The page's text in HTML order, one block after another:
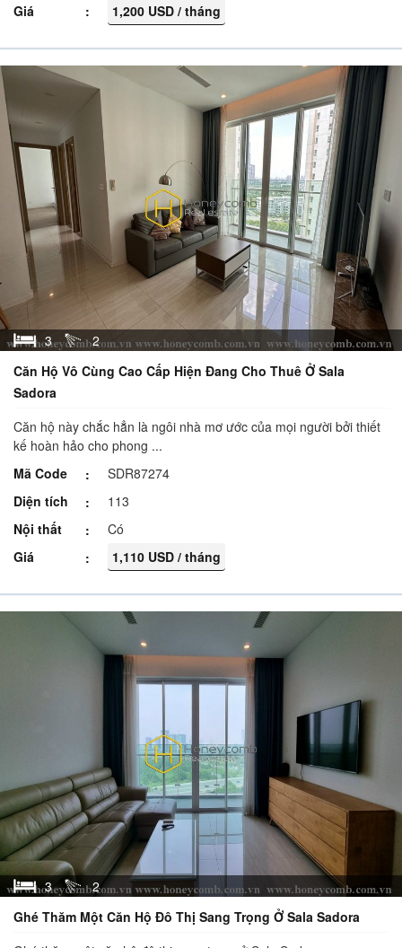
Giá
1,200 USD / tháng
3
2
Căn Hộ Vô Cùng Cao Cấp Hiện Đang Cho Thuê Ở Sala
Sadora
Căn hộ này chắc hẳn là ngôi nhà mơ ước của mọi người bởi thiết
kế hoàn hảo cho phong ...
Mã Code
SDR87274
Diện tích
113
Nội thất
Có
Giá
1,110 USD / tháng
3
2
Ghé Thăm Một Căn Hộ Đô Thị Sang Trọng Ở Sala Sadora